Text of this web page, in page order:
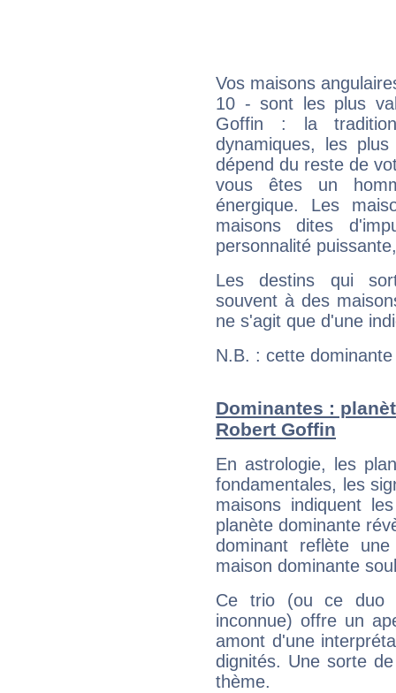
Vos maisons
10 - sont les plus
Goffin : la
dynamiques, les
dépend du reste de
vous êtes un
énergique. Les
maisons dites
personnalité
Les destins qui
souvent à des
ne s'agit que d'une
N.B. : cette
Dominantes :
Robert Goffin
En astrologie, les
fondamentales, les
maisons indiquent
planète dominante
dominant reflète
maison dominante
Ce trio (ou ce duo
inconnue) offre un
amont d'une
dignités. Une sorte
thème.